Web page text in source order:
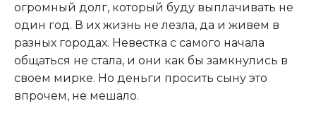
огромный долг, который буду выплачивать не
один год. В их жизнь не лезла, да и живем в
разных городах. Невестка с самого начала
общаться не стала, и они как бы замкнулись в
своем мирке. Но деньги просить сыну это
впрочем, не мешало.